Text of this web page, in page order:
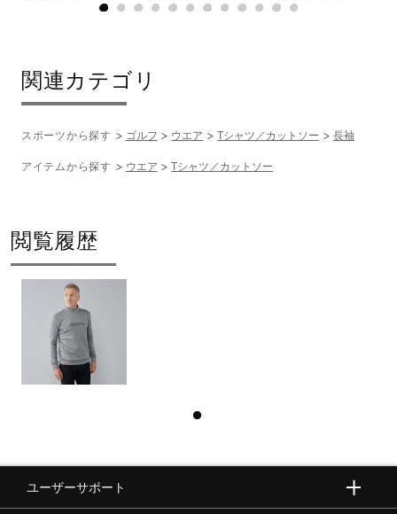
ポリエステル85％、ポリウレタン15％
中国製
発売シーズン
2025年秋冬
関連カテゴリ
スポーツから探す ゴルフ ウエア Tシャツ／カットソー 長袖
アイテムから探す ウエア Tシャツ／カットソー
閲覧履歴
ユーザーサポート